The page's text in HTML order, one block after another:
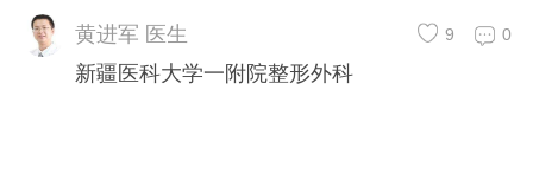
黄进军 医生 0
9
新疆医科大学一附院整形外科